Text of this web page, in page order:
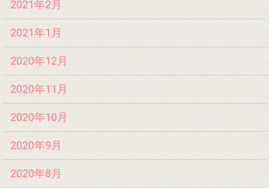
2021年2月
2021年1月
2020年12月
2020年11月
2020年10月
2020年9月
2020年8月